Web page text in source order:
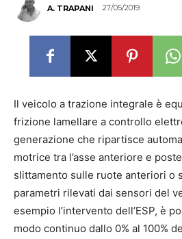
A. TRAPANI 27/05/2019
Il veicolo a trazione integrale è
frizione lamellare a controllo
generazione che ripartisce
motrice tra l’asse anteriore e
slittamento sulle ruote anteriori o
parametri rilevati dai sensori del
esempio l’intervento dell’ESP, è
modo continuo dallo 0% al 100%